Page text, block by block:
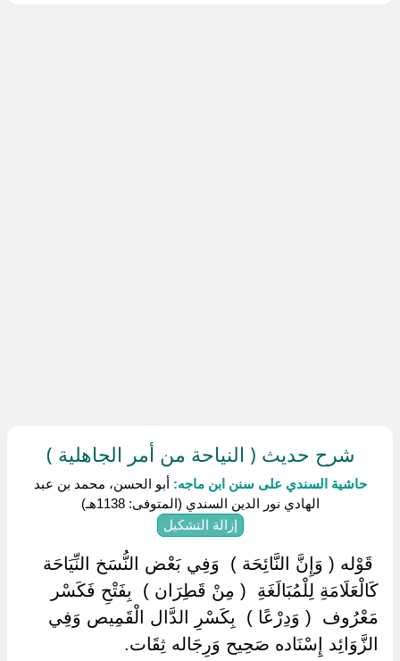
شرح حديث ( النياحة من أمر الجاهلية )
حاشية السندي على سنن ابن ماجه: أبو الحسن، محمد بن عبد
الهادي نور الدين السندي (المتوفى: 1138هـ)
إزالة التشكيل
‏ ‏قَوْله ( وَإِنَّ النَّائِحَة ) ‏ ‏وَفِي بَعْض النُّسَخ النِّيَاحَة
كَالْعَلَامَةِ لِلْمُبَالَغَةِ ‏ ‏( مِنْ قَطِرَان ) ‏ ‏بِفَتْحِ فَكَسْر
مَعْرُوف ‏ ‏( وَدِرْعًا ) ‏ ‏بِكَسْرِ الدَّال الْقَمِيص وَفِي
الزَّوَائِد إِسْنَاده صَحِيح وَرِجَاله ثِقَات.